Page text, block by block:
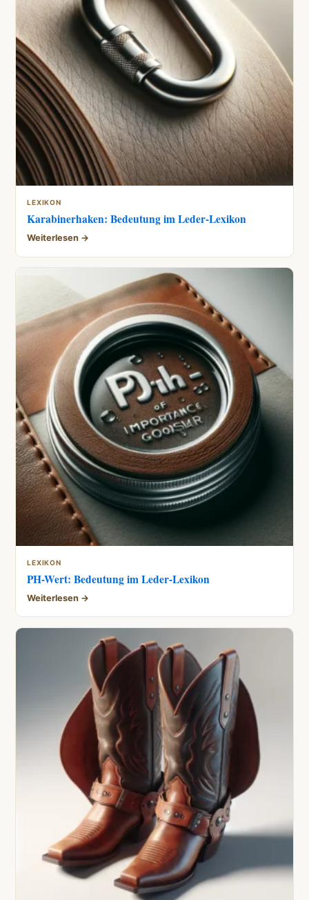
LEXIKON
Karabinerhaken: Bedeutung im Leder-Lexikon
Weiterlesen →
LEXIKON
PH-Wert: Bedeutung im Leder-Lexikon
Weiterlesen →